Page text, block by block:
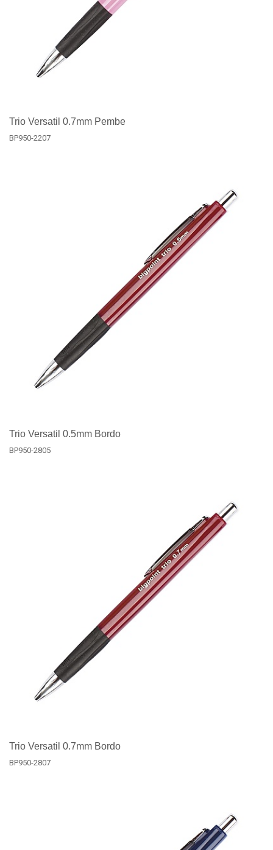
Trio Versatil 0.7mm Pembe
BP950-2207
Trio Versatil 0.5mm Bordo
BP950-2805
Trio Versatil 0.7mm Bordo
BP950-2807